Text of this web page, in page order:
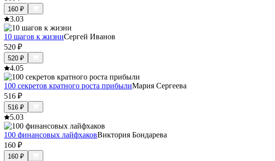
160 ₽
3.03
10 шагов к жизниСергей Иванов
520 ₽
520 ₽
4.05
100 секретов кратного роста прибылиМария Сергеева
516 ₽
516 ₽
5.03
100 финансовых лайфхаковВиктория Бондарева
160 ₽
160 ₽